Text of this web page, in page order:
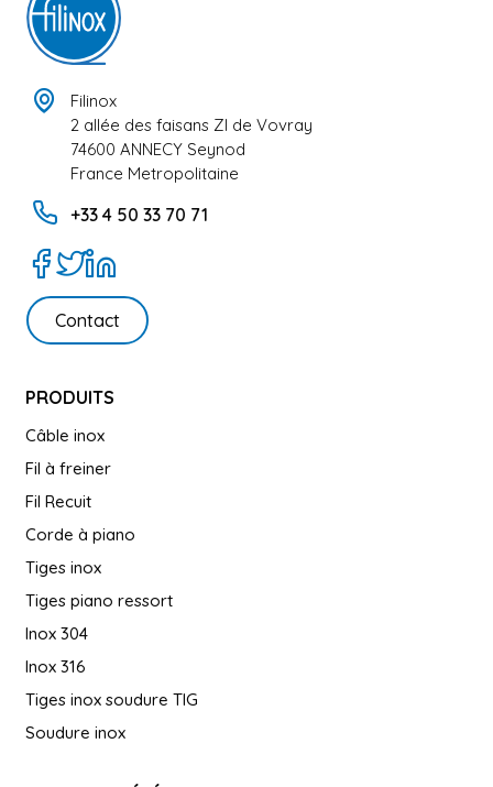
Filinox
2 allée des faisans ZI de Vovray
74600 ANNECY Seynod
France Metropolitaine
+33 4 50 33 70 71
Contact
PRODUITS
Câble inox
Fil à freiner
Fil Recuit
Corde à piano
Tiges inox
Tiges piano ressort
Inox 304
Inox 316
Tiges inox soudure TIG
Soudure inox